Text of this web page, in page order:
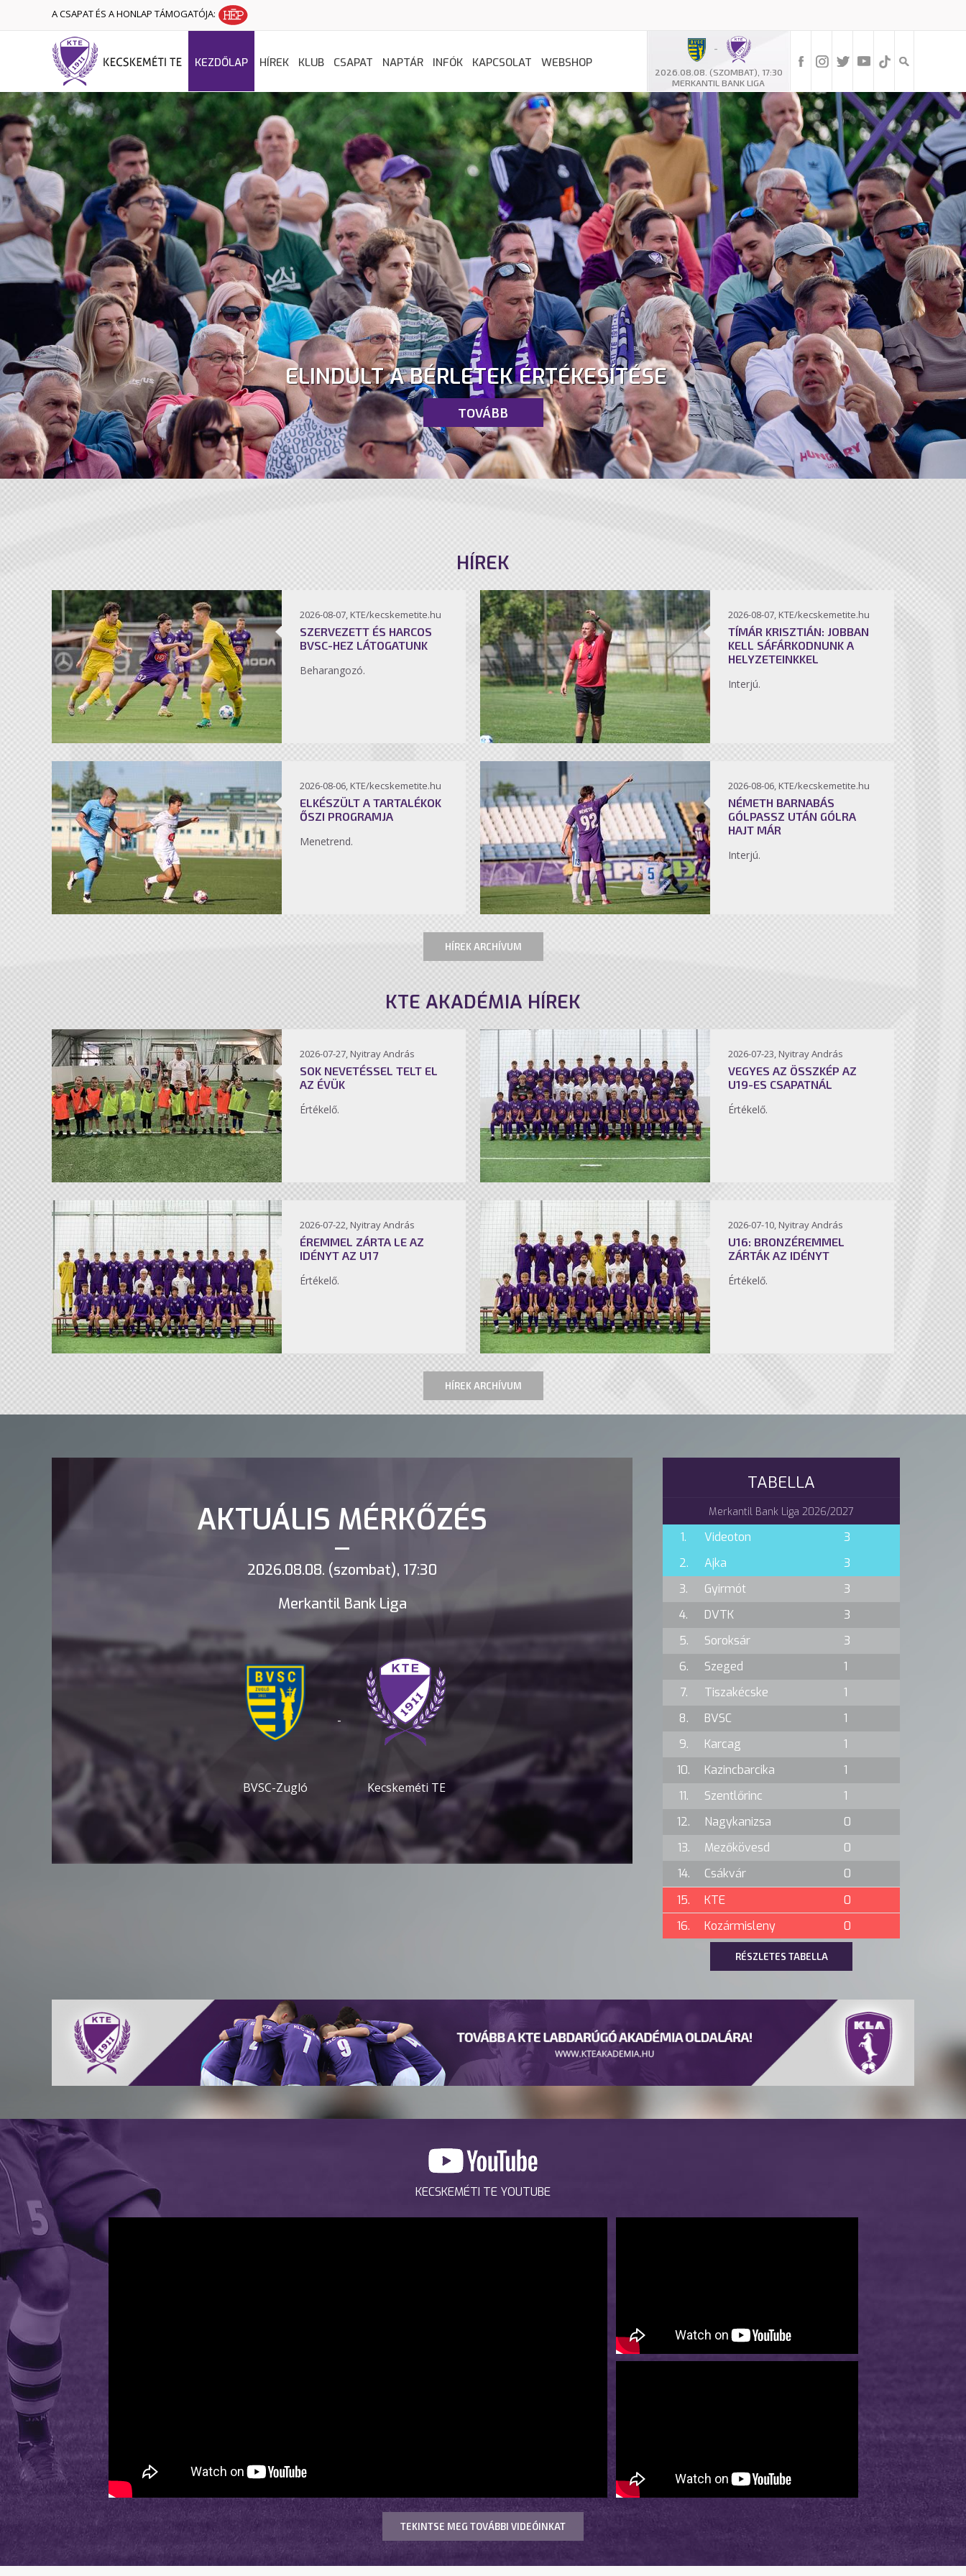
A CSAPAT ÉS A HONLAP TÁMOGATÓJA:
-
2026.08.08. (SZOMBAT), 17:30
MERKANTIL BANK LIGA
KEZDŐLAP HÍREK KLUB CSAPAT NAPTÁR INFÓK KAPCSOLAT WEBSHOP
ELINDULT A BÉRLETEK ÉRTÉKESÍTÉSE
TOVÁBB
HÍREK
2026-08-07, KTE/kecskemetite.hu
SZERVEZETT ÉS HARCOS
BVSC-HEZ LÁTOGATUNK
Beharangozó.
2026-08-07, KTE/kecskemetite.hu
TÍMÁR KRISZTIÁN: JOBBAN
KELL SÁFÁRKODNUNK A
HELYZETEINKKEL
Interjú.
2026-08-06, KTE/kecskemetite.hu
ELKÉSZÜLT A TARTALÉKOK
ŐSZI PROGRAMJA
Menetrend.
2026-08-06, KTE/kecskemetite.hu
NÉMETH BARNABÁS
GÓLPASSZ UTÁN GÓLRA
HAJT MÁR
Interjú.
HÍREK ARCHÍVUM
KTE AKADÉMIA HÍREK
2026-07-27, Nyitray András
SOK NEVETÉSSEL TELT EL
AZ ÉVÜK
Értékelő.
2026-07-23, Nyitray András
VEGYES AZ ÖSSZKÉP AZ
U19-ES CSAPATNÁL
Értékelő.
2026-07-22, Nyitray András
ÉREMMEL ZÁRTA LE AZ
IDÉNYT AZ U17
Értékelő.
2026-07-10, Nyitray András
U16: BRONZÉREMMEL
ZÁRTÁK AZ IDÉNYT
Értékelő.
HÍREK ARCHÍVUM
AKTUÁLIS MÉRKŐZÉS
2026.08.08. (szombat), 17:30
Merkantil Bank Liga
BVSC-Zugló
-
Kecskeméti TE
TABELLA
Merkantil Bank Liga 2026/2027
1. Videoton
3
2.
Ajka
3
3.
Gyirmót
3
4.
DVTK
3
5.
Soroksár
3
6.
Szeged
1
7.
Tiszakécske
1
8.
BVSC
1
9.
Karcag
1
10.
Kazincbarcika
1
11.
Szentlőrinc
1
12.
Nagykanizsa
0
13.
Mezőkövesd
0
14.
Csákvár
0
15.
KTE
0
16.
Kozármisleny 0
RÉSZLETES TABELLA
KECSKEMÉTI TE YOUTUBE
TEKINTSE MEG TOVÁBBI VIDEÓINKAT